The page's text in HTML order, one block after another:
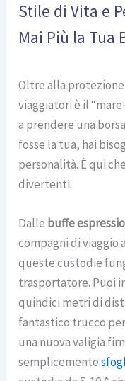
Stile di Vita e
Mai Più la Tua
Oltre alla
viaggiatori è il
a prendere una
fosse la tua, hai
personalità. È qui
divertenti.
Dalle buffe
compagni di viaggio
queste custodie
trasportatore. Puoi
quindici metri di
fantastico trucco
una nuova valigia
semplicemente